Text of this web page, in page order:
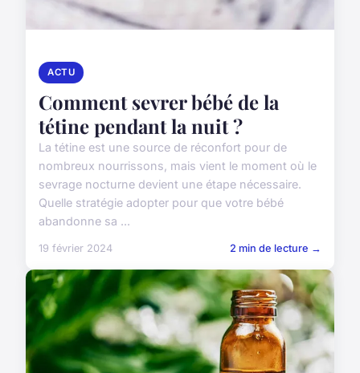
ACTU
Comment sevrer bébé de la
tétine pendant la nuit ?
La tétine est une source de réconfort pour de
nombreux nourrissons, mais vient le moment où le
sevrage nocturne devient une étape nécessaire.
Quelle stratégie adopter pour que votre bébé
abandonne sa ...
19 février 2024 2 min de lecture →